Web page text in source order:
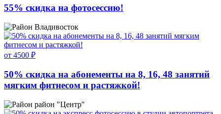
55% скидка на фотосессию!
Владивосток
от 4500 ₽
50% скидка на абонементы на 8, 16, 48 занятий
мягким фитнесом и растяжкой!
район "Центр"